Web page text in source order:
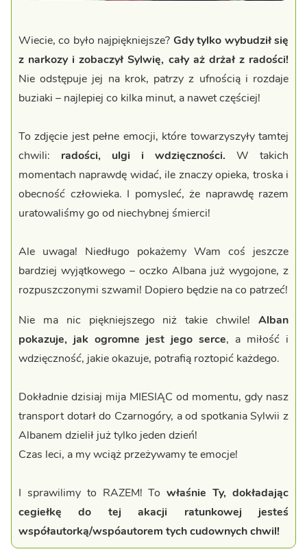
Wiecie, co było najpiękniejsze? Gdy tylko wybudził się
z narkozy i zobaczył Sylwię, cały aż drżał z radości!
Nie odstępuje jej na krok, patrzy z ufnością i rozdaje
buziaki – najlepiej co kilka minut, a nawet częściej!
To zdjęcie jest pełne emocji, które towarzyszyły tamtej
chwili: radości, ulgi i wdzięczności. W takich
momentach naprawdę widać, ile znaczy opieka, troska i
obecność człowieka. I pomysleć, że naprawdę razem
uratowaliśmy go od niechybnej śmierci!
Ale uwaga! Niedługo pokażemy Wam coś jeszcze
bardziej wyjątkowego – oczko Albana już wygojone, z
rozpuszczonymi szwami! Dopiero będzie na co patrzeć!
Nie ma nic piękniejszego niż takie chwile! Alban
pokazuje, jak ogromne jest jego serce, a miłość i
wdzięczność, jakie okazuje, potrafią roztopić każdego.
Dokładnie dzisiaj mija MIESIĄC od momentu, gdy nasz
transport dotarł do Czarnogóry, a od spotkania Sylwii z
Albanem dzielił już tylko jeden dzień!
Czas leci, a my wciąż przeżywamy te emocje!
I sprawilimy to RAZEM! Towłaśnie Ty, dokładając
cegiełkę do tej akacji ratunkowej jesteś
współautorką/wspóautorem tych cudownych chwil!